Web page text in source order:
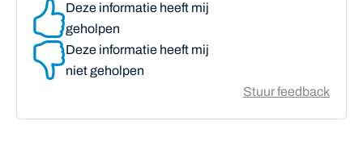
Deze informatie heeft mij
geholpen
Deze informatie heeft mij
niet geholpen
Stuur feedback